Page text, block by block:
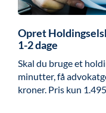
Opret
1-2 dage
Skal du bruge et
minutter, få
kroner. Pris kun